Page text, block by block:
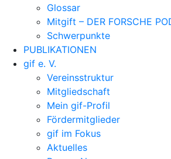
Glossar
Mitgift – DER FORSCHE
Schwerpunkte
PUBLIKATIONEN
gif e. V.
Vereinsstruktur
Mitgliedschaft
Mein gif-Profil
Fördermitglieder
gif im Fokus
Aktuelles